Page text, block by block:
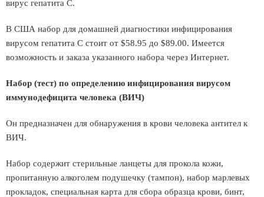
вирус гепатита С.
В США набор для домашней диагностики инфицирования
вирусом гепатита С стоит от $58.95 до $89.00. Имеется
возможность и заказа указанного набора через Интернет.
Набор (тест) по определению инфицирования вирусом
иммунодефицита человека (ВИЧ)
Он предназначен для обнаружения в крови человека антител к
ВИЧ.
Набор содержит стерильные ланцеты для прокола кожи,
пропитанную алкоголем подушечку (тампон), набор марлевых
прокладок, специальная карта для сбора образца крови, бинт,